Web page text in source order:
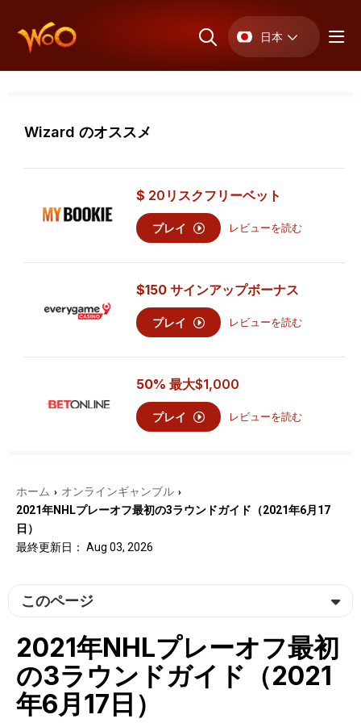
日本
Wizard のオススメ
$ 20 リスクフリーベット
プレイ レビューを読む
$150 サインアップボーナス
プレイ レビューを読む
50% 最大$1,000
プレイ レビューを読む
ホーム › オンラインギャンブル ›
2021年NHLプレーオフ最初の3ラウンドガイド（2021年6月17
日）
最終更新日： Aug 03, 2026
このページ
2021年NHLプレーオフ最初
の3ラウンドガイド（2021
年6月17日）